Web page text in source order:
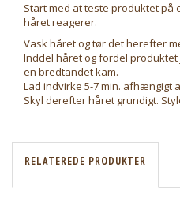
Start med at teste produktet på
håret reagerer.
Vask håret og tør det herefter
Inddel håret og fordel
en bredtandet kam.
Lad indvirke 5-7 min. afhængigt
Skyl derefter håret grundigt.
RELATEREDE PRODUKTER